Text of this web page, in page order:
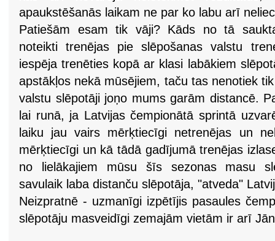
apaukstēšanās laikam ne par ko labu arī
Patiešām esam tik vāji? Kāds no tā
noteikti trenējas pie slēpošanas valstu
iespēja trenēties kopā ar klasi labākiem
apstākļos nekā mūsējiem, taču tas nenotiek
valstu slēpotāji joņo mums garām distancē.
lai runā, ja Latvijas čempionātā sprintā
laiku jau vairs mērķtiecīgi netrenējas un
mērķtiecīgi un kā tādā gadījumā trenējas
no lielākajiem mūsu šīs sezonas masu
savulaik laba distanču slēpotāja, "atveda"
Neizpratnē - uzmanīgi izpētījis pasaules
slēpotāju masveidīgi zemajām vietām ir arī